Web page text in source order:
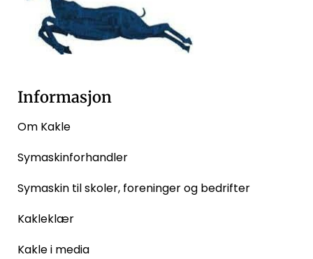
Informasjon
Om Kakle
Symaskinforhandler
Symaskin til skoler, foreninger og bedrifter
Kakleklær
Kakle i media